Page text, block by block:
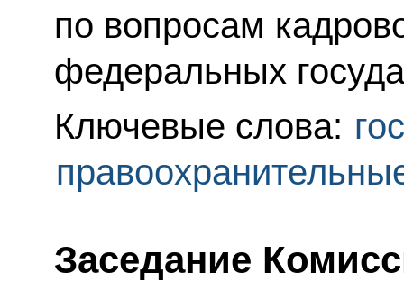
по вопросам
федеральных
Ключевые слова:
Заседание